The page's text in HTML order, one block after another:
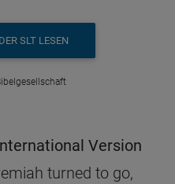
SLT LESEN
Version
turned to go,